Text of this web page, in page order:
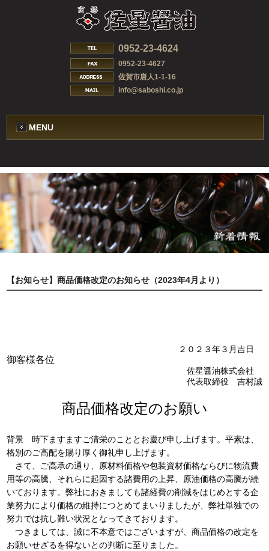
0952-23-4624
0952-23-4627
佐賀市唐人1-1-16
info@saboshi.co.jp
MENU
【お知らせ】商品価格改定のお知らせ（2023年4月より）
２０２３年３月吉日
御客様各位
佐星醤油株式会社
代表取締役 吉村誠
商品価格改定のお願い
背景 時下ますますご清栄のこととお慶び申し上げます。平素は、
格別のご高配を賜り厚く御礼申し上げます。
さて、ご高承の通り、原材料価格や包装資材価格ならびに物流費
用等の高騰、それらに起因する諸費用の上昇、原油価格の高騰が続
いております。弊社におきましても諸経費の削減をはじめとする企
業努力により価格の維持につとめてまいりましたが、弊社単独での
努力では抗し難い状況となってきております。
つきましては、誠に不本意ではございますが、商品価格の改定を
お願いせざるを得ないとの判断に至りました。